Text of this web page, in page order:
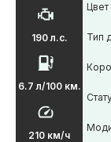
190 л.с.
6.7 л/100 км.
210 км/ч
Цвет
Тип